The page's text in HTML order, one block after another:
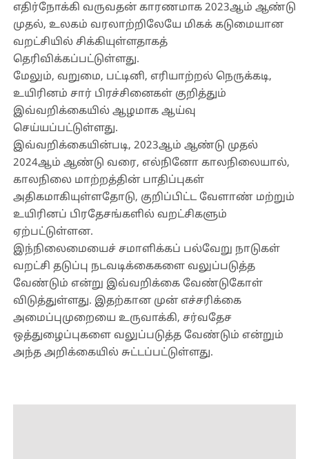
எதிர்நோக்கி வருவதன் காரணமாக 2023ஆம் ஆண்டு
முதல், உலகம் வரலாற்றிலேயே மிகக் கடுமையான
வறட்சியில் சிக்கியுள்ளதாகத்
தெரிவிக்கப்பட்டுள்ளது.
மேலும், வறுமை, பட்டினி, எரியாற்றல் நெருக்கடி,
உயிரினம் சார் பிரச்சினைகள் குறித்தும்
இவ்வறிக்கையில் ஆழமாக ஆய்வு
செய்யப்பட்டுள்ளது.
இவ்வறிக்கையின்படி, 2023ஆம் ஆண்டு முதல்
2024ஆம் ஆண்டு வரை, எல்நினோ காலநிலையால்,
காலநிலை மாற்றத்தின் பாதிப்புகள்
அதிகமாகியுள்ளதோடு, குறிப்பிட்ட வேளாண் மற்றும்
உயிரினப் பிரதேசங்களில் வறட்சிகளும்
ஏற்பட்டுள்ளன.
இந்நிலைமையைச் சமாளிக்கப் பல்வேறு நாடுகள்
வறட்சி தடுப்பு நடவடிக்கைகளை வலுப்படுத்த
வேண்டும் என்று இவ்வறிக்கை வேண்டுகோள்
விடுத்துள்ளது. இதற்கான முன் எச்சரிக்கை
அமைப்புமுறையை உருவாக்கி, சர்வதேச
ஒத்துழைப்புகளை வலுப்படுத்த வேண்டும் என்றும்
அந்த அறிக்கையில் சுட்டப்பட்டுள்ளது.